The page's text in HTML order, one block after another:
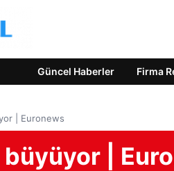
Güncel Haberler Firma
| Euronews
|